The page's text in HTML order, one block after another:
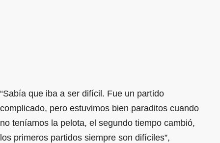
“Sabía que iba a ser difícil. Fue un partido
complicado, pero estuvimos bien paraditos cuando
no teníamos la pelota, el segundo tiempo cambió,
los primeros partidos siempre son difíciles”,